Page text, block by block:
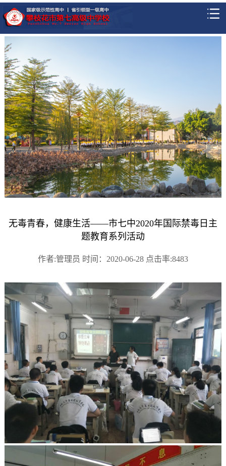
无毒青春，健康生活——市七中2020年国际禁毒日主
题教育系列活动
作者:管理员 时间：2020-06-28 点击率:8483